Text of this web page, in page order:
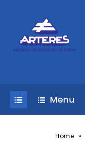
Menu
Home »